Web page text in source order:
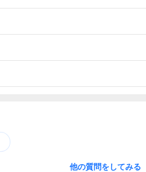
他の質問をしてみる